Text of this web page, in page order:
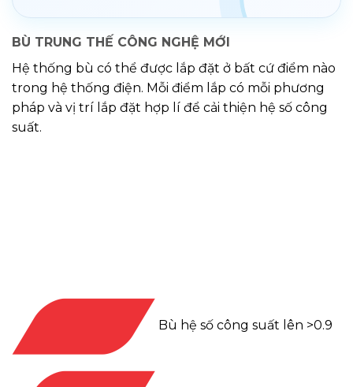
BÙ TRUNG THẾ CÔNG NGHỆ MỚI
Hệ thống bù có thể được lắp đặt ở bất cứ điểm nào
trong hệ thống điện. Mỗi điểm lắp có mỗi phương
pháp và vị trí lắp đặt hợp lí để cải thiện hệ số công
suất.
Bù hệ số công suất lên >0.9